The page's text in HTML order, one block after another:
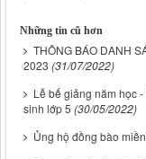
Những tin cũ hơn
THÔNG BÁO DANH
2023 (31/07/2022)
Lễ bế giảng năm học
sinh lớp 5 (30/05/2022)
Ủng hộ đồng bào